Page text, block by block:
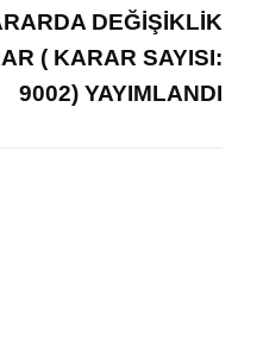
DEĞİŞİKLİK
( KARAR SAYISI:
9002) YAYIMLANDI